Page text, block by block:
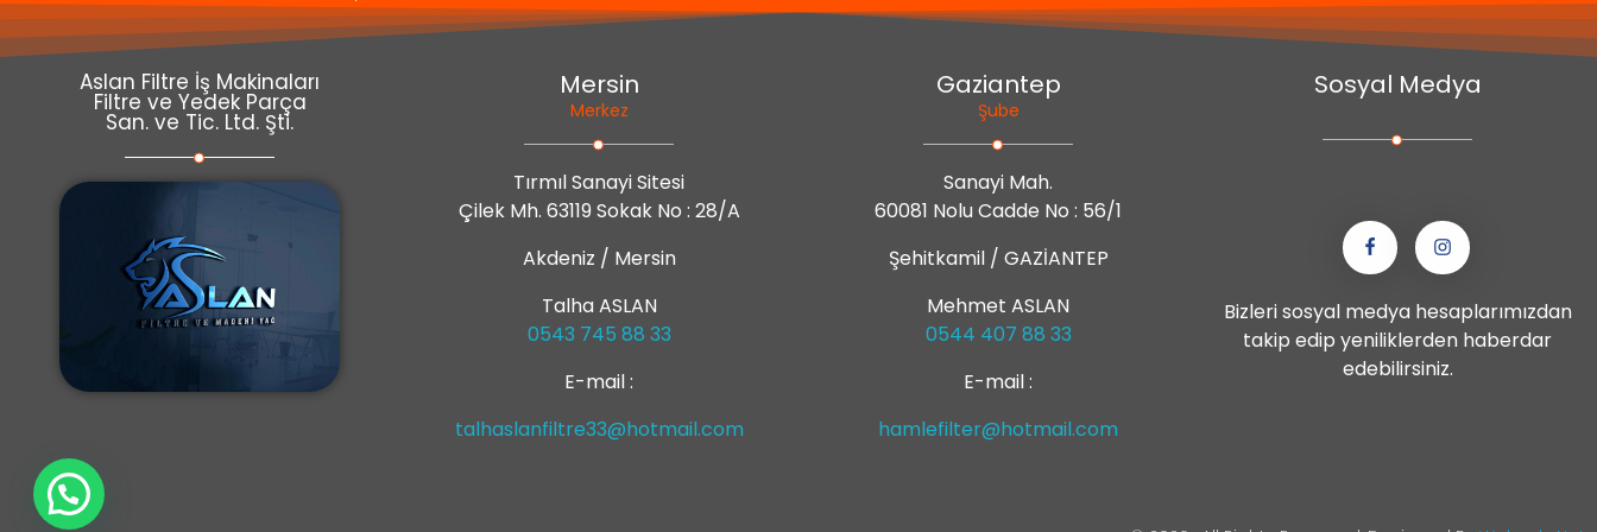
Aslan Filtre İş Makinaları
Filtre ve Yedek Parça
San. ve Tic. Ltd. Şti.
Mersin
Merkez
Tırmıl Sanayi Sitesi
Çilek Mh. 63119 Sokak No : 28/A
Akdeniz / Mersin
Talha ASLAN
0543 745 88 33
E-mail :
talhaslanfiltre33@hotmail.com
Gaziantep
Şube
Sanayi Mah.
60081 Nolu Cadde No : 56/1
Şehitkamil / GAZİANTEP
Mehmet ASLAN
0544 407 88 33
E-mail :
hamlefilter@hotmail.com
Sosyal Medya
Bizleri sosyal medya hesaplarımızdan
takip edip yeniliklerden haberdar
edebilirsiniz.